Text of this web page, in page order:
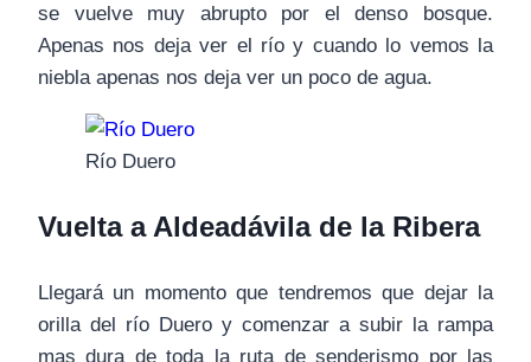
se vuelve muy abrupto por el denso bosque.
Apenas nos deja ver el río y cuando lo vemos la
niebla apenas nos deja ver un poco de agua.
Río Duero
Vuelta a Aldeadávila de la Ribera
Llegará un momento que tendremos que dejar la
orilla del río Duero y comenzar a subir la rampa
mas dura de toda la ruta de senderismo por las